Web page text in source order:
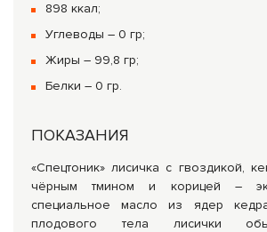
898 ккал;
Углеводы – 0 гр;
Жиры – 99,8 гр;
Белки – 0 гр.
ПОКАЗАНИЯ
«Спецтоник» лисичка с гвоздикой,
чёрным тмином и корицей –
специальное масло из ядер
плодового тела лисички